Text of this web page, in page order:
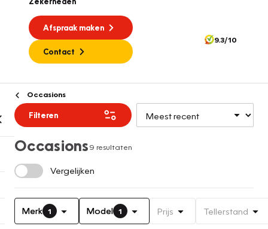
Afspraak maken
Contact
9.3/10
Occasions
Filteren
Occasions9 resultaten
Vergelijken
Merk 1 Model 1 Prijs Tellerstand